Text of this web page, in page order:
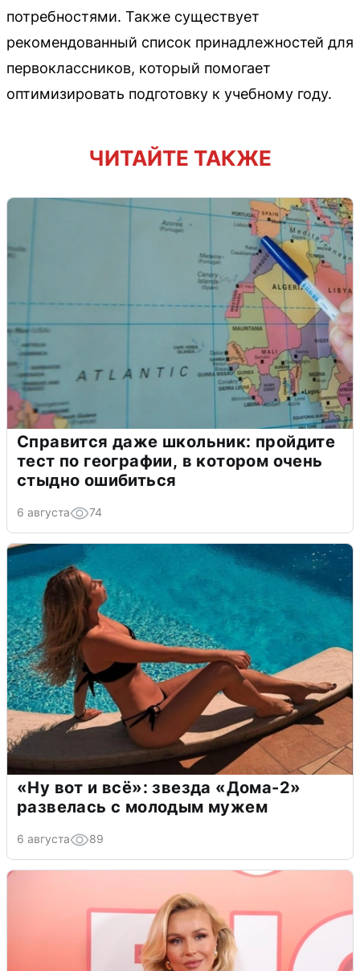
потребностями. Также существует
рекомендованный список принадлежностей для
первоклассников, который помогает
оптимизировать подготовку к учебному году.
ЧИТАЙТЕ ТАКЖЕ
Справится даже школьник: пройдите
тест по географии, в котором очень
стыдно ошибиться
6 августа 74
«Ну вот и всё»: звезда «Дома-2»
развелась с молодым мужем
6 августа 89